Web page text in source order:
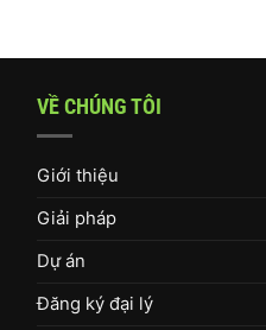
VỀ CHÚNG TÔI
Giới thiệu
Giải pháp
Dự án
Đăng ký đại lý